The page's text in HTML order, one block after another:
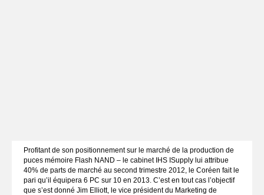
Profitant de son positionnement sur le marché de la production de
puces mémoire Flash NAND – le cabinet IHS ISupply lui attribue
40% de parts de marché au second trimestre 2012, le Coréen fait le
pari qu’il équipera 6 PC sur 10 en 2013. C’est en tout cas l’objectif
que s’est donné Jim Elliott, le vice président du Marketing de